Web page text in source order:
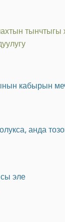
тынчтыгы
кабырын
анда
эле